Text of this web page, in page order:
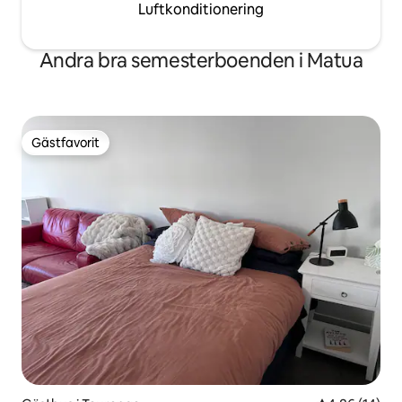
Luftkonditionering
Andra bra semesterboenden i Matua
Gästfavorit
Gästfavorit